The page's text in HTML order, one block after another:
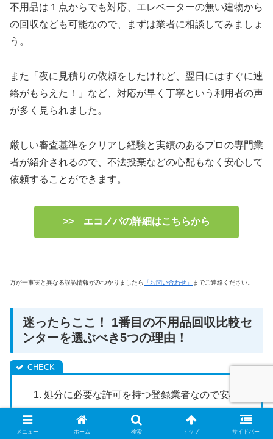
不用品は１点からでも対応、エレベーターの無い建物から
の回収なども可能なので、まずは業者に相談してみましょ
う。
また「夜に見積りの依頼をしたけれど、翌日にはすぐに連
絡がもらえた！」など、対応が早く丁寧という利用者の声
が多く見られました。
厳しい審査基準をクリアし経験と実績のあるプロの専門業
者が紹介されるので、不法投棄などの心配もなく安心して
依頼することができます。
>> エコノバの詳細はこちらから
万が一事実と異なる誤認情報がみつかりましたら 「お問い合わせ」 までご連絡ください。
迷ったらここ！ 1番目の不用品回収比較セ
ンターを選ぶべき5つの理由！
処分に必要な許可を持つ登録業者なので安心
である
見積もりは無料で不用品回収の料金の相場も
メニュー ホーム 検索 トップ サイドバー